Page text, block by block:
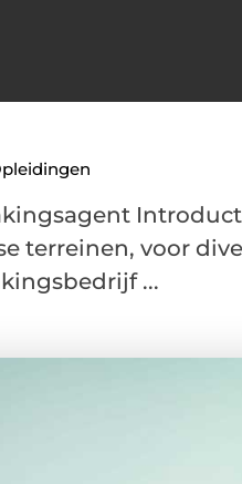
terreinen, voor
...